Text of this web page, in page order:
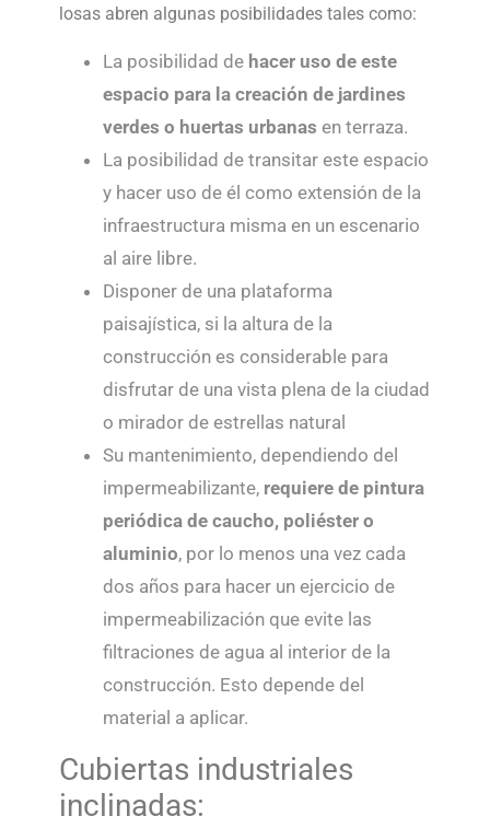
losas abren algunas posibilidades tales como:
La posibilidad de hacer uso de este
espacio para la creación de jardines
verdes o huertas urbanas en terraza.
La posibilidad de transitar este espacio
y hacer uso de él como extensión de la
infraestructura misma en un escenario
al aire libre.
Disponer de una plataforma
paisajística, si la altura de la
construcción es considerable para
disfrutar de una vista plena de la ciudad
o mirador de estrellas natural
Su mantenimiento, dependiendo del
impermeabilizante, requiere de pintura
periódica de caucho, poliéster o
aluminio, por lo menos una vez cada
dos años para hacer un ejercicio de
impermeabilización que evite las
filtraciones de agua al interior de la
construcción. Esto depende del
material a aplicar.
Cubiertas industriales
inclinadas: